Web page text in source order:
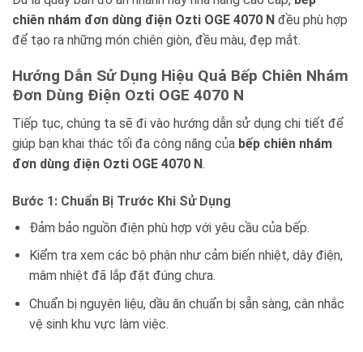
chiên nhám đơn dùng điện Ozti OGE 4070 N đều phù hợp
để tạo ra những món chiên giòn, đều màu, đẹp mắt.
Hướng Dẫn Sử Dụng Hiệu Quả Bếp Chiên Nhám
Đơn Dùng Điện Ozti OGE 4070 N
Tiếp tục, chúng ta sẽ đi vào hướng dẫn sử dụng chi tiết để
giúp bạn khai thác tối đa công năng của bếp chiên nhám
đơn dùng điện Ozti OGE 4070 N.
Bước 1: Chuẩn Bị Trước Khi Sử Dụng
Đảm bảo nguồn điện phù hợp với yêu cầu của bếp.
Kiểm tra xem các bộ phận như cảm biến nhiệt, dây điện,
mâm nhiệt đã lắp đặt đúng chưa.
Chuẩn bị nguyên liệu, dầu ăn chuẩn bị sẵn sàng, cân nhắc
vệ sinh khu vực làm việc.